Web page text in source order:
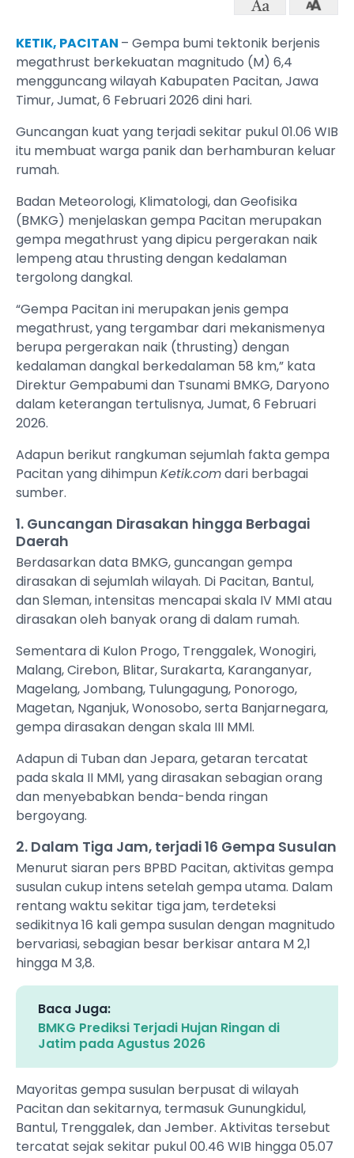
KETIK, PACITAN – Gempa bumi tektonik berjenis
megathrust berkekuatan magnitudo (M) 6,4
mengguncang wilayah Kabupaten Pacitan, Jawa
Timur, Jumat, 6 Februari 2026 dini hari.
Guncangan kuat yang terjadi sekitar pukul 01.06 WIB
itu membuat warga panik dan berhamburan keluar
rumah.
Badan Meteorologi, Klimatologi, dan Geofisika
(BMKG) menjelaskan gempa Pacitan merupakan
gempa megathrust yang dipicu pergerakan naik
lempeng atau thrusting dengan kedalaman
tergolong dangkal.
“Gempa Pacitan ini merupakan jenis gempa
megathrust, yang tergambar dari mekanismenya
berupa pergerakan naik (thrusting) dengan
kedalaman dangkal berkedalaman 58 km,” kata
Direktur Gempabumi dan Tsunami BMKG, Daryono
dalam keterangan tertulisnya, Jumat, 6 Februari
2026.
Adapun berikut rangkuman sejumlah fakta gempa
Pacitan yang dihimpunKetik.comdari berbagai
sumber.
1. Guncangan Dirasakan hingga Berbagai
Daerah
Berdasarkan data BMKG, guncangan gempa
dirasakan di sejumlah wilayah. Di Pacitan, Bantul,
dan Sleman, intensitas mencapai skala IV MMI atau
dirasakan oleh banyak orang di dalam rumah.
Sementara di Kulon Progo, Trenggalek, Wonogiri,
Malang, Cirebon, Blitar, Surakarta, Karanganyar,
Magelang, Jombang, Tulungagung, Ponorogo,
Magetan, Nganjuk, Wonosobo, serta Banjarnegara,
gempa dirasakan dengan skala III MMI.
Adapun di Tuban dan Jepara, getaran tercatat
pada skala II MMI, yang dirasakan sebagian orang
dan menyebabkan benda-benda ringan
bergoyang.
2. Dalam Tiga Jam, terjadi 16 Gempa Susulan
Menurut siaran pers BPBD Pacitan, aktivitas gempa
susulan cukup intens setelah gempa utama. Dalam
rentang waktu sekitar tiga jam, terdeteksi
sedikitnya 16 kali gempa susulan dengan magnitudo
bervariasi, sebagian besar berkisar antara M 2,1
hingga M 3,8.
Baca Juga:
BMKG Prediksi Terjadi Hujan Ringan di
Jatim pada Agustus 2026
Mayoritas gempa susulan berpusat di wilayah
Pacitan dan sekitarnya, termasuk Gunungkidul,
Bantul, Trenggalek, dan Jember. Aktivitas tersebut
tercatat sejak sekitar pukul 00.46 WIB hingga 05.07